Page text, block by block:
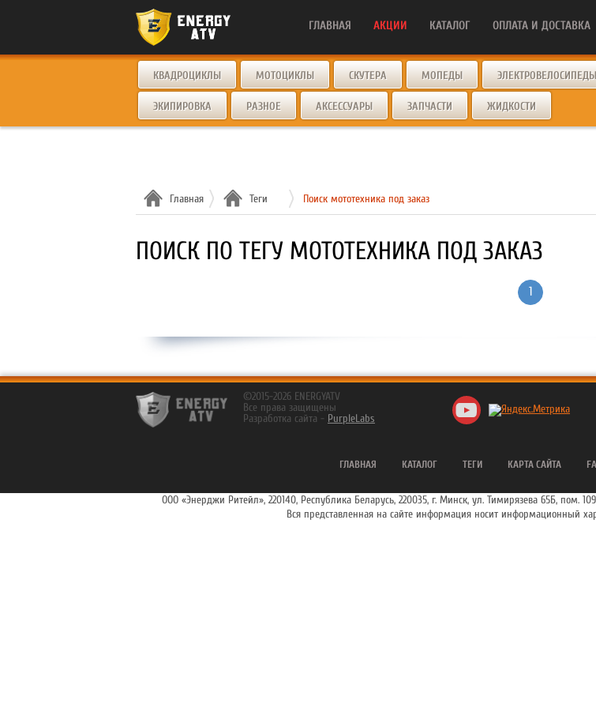
ГЛАВНАЯ АКЦИИ КАТАЛОГ ОПЛАТА И ДОСТАВКА
КВАДРОЦИКЛЫ МОТОЦИКЛЫ СКУТЕРА МОПЕДЫ ЭЛЕКТРОВЕЛОСИПЕДЫ
ЭКИПИРОВКА РАЗНОЕ АКСЕССУАРЫ ЗАПЧАСТИ ЖИДКОСТИ
Главная Теги Поиск мототехника под заказ
ПОИСК ПО ТЕГУ МОТОТЕХНИКА ПОД ЗАКАЗ
1
©2015-2026 ENERGYATV
Все права защищены
Разработка сайта - PurpleLabs
ГЛАВНАЯ КАТАЛОГ ТЕГИ КАРТА САЙТА
ООО «Энерджи Ритейл», 220140, Республика Беларусь, 220035, г. Минск, ул. Тимирязева 65Б, пом.
Вся представленная на сайте информация носит информационный